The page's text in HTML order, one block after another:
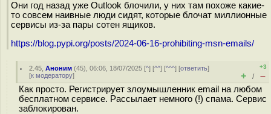
Они год назад уже Outlook блочили, у них там похоже какие-
то совсем наивные люди сидят, которые блочат миллионные
сервисы из-за пары сотен ящиков.
https://blog.pypi.org/posts/2024-06-16-prohibiting-msn-emails/
2.45 ,Аноним (45), 06:06, 18/07/2025 [^] [^^] [^^^] [ответить]
[к модератору]
+3
+ / –
Как просто. Регистрирует злоумышленник email на любом
бесплатном сервисе. Рассылает немного (!) спама. Сервис
заблокирован.